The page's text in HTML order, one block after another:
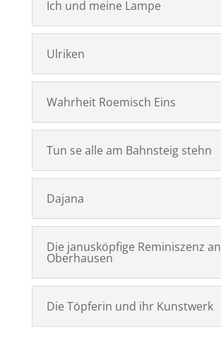
Ich und meine Lampe
Ulriken
Wahrheit Roemisch Eins
Tun se alle am Bahnsteig stehn
Dajana
Die janusköpfige Reminiszenz an
Oberhausen
Die Töpferin und ihr Kunstwerk